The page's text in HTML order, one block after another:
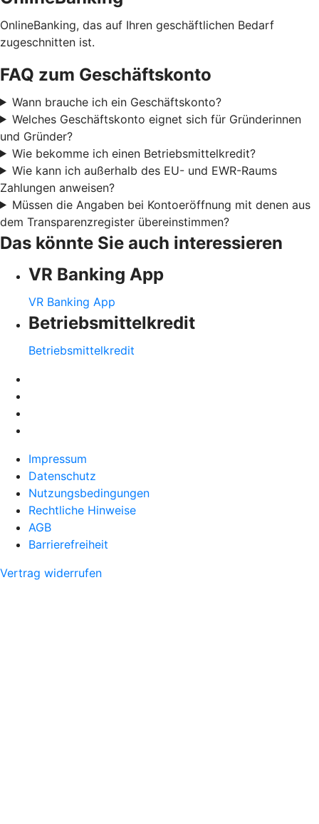
OnlineBanking, das auf Ihren geschäftlichen Bedarf
zugeschnitten ist.
FAQ zum Geschäftskonto
Wann brauche ich ein Geschäftskonto?
Welches Geschäftskonto eignet sich für Gründerinnen
und Gründer?
Wie bekomme ich einen Betriebsmittelkredit?
Wie kann ich außerhalb des EU- und EWR-Raums
Zahlungen anweisen?
Müssen die Angaben bei Kontoeröffnung mit denen aus
dem Transparenzregister übereinstimmen?
Das könnte Sie auch interessieren
VR Banking App
VR Banking App
Betriebsmittelkredit
Betriebsmittelkredit
Impressum
Datenschutz
Nutzungsbedingungen
Rechtliche Hinweise
AGB
Barrierefreiheit
Vertrag widerrufen